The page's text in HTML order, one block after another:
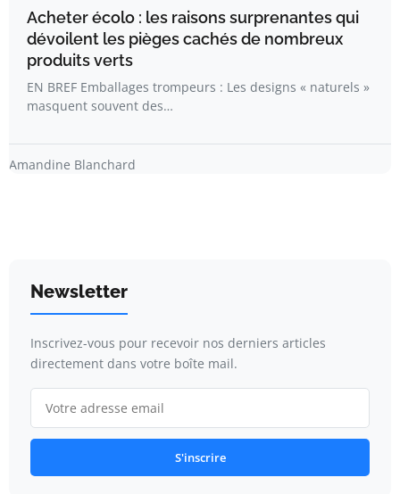
Acheter écolo : les raisons surprenantes qui
dévoilent les pièges cachés de nombreux
produits verts
EN BREF Emballages trompeurs : Les designs « naturels »
masquent souvent des…
Amandine Blanchard
Newsletter
Inscrivez-vous pour recevoir nos derniers articles
directement dans votre boîte mail.
S'inscrire